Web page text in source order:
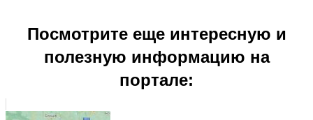
Посмотрите еще интересную и
полезную информацию на
портале: